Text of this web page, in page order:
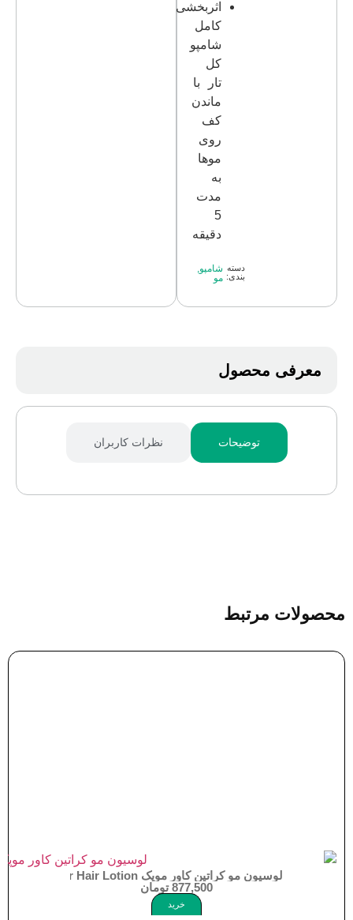
اثربخشی
کامل
شامپو
کل
تار با
ماندن
کف
روی
موها
به
مدت
5
دقیقه
شامپو
مو
دسته
بندی:
معرفی محصول
توضیحات نظرات کاربران
محصولات مرتبط
لوسیون مو کراتین کاور موپک Moppek Keratin Cover Hair Lotion
877,500 تومان
خرید